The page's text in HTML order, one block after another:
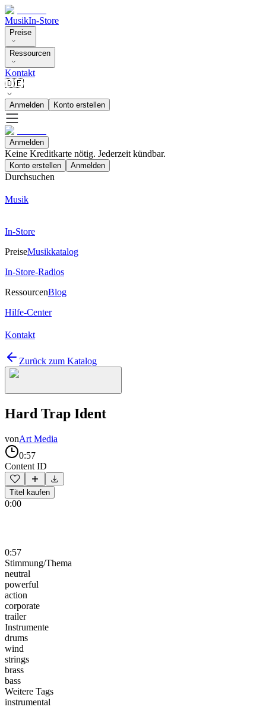
MusikIn-Store
Preise
Ressourcen
Kontakt
🇩🇪
Anmelden Konto erstellen
Anmelden
Keine Kreditkarte nötig. Jederzeit kündbar.
Konto erstellen Anmelden
Durchsuchen
Musik
In-Store
PreiseMusikkatalog
In-Store-Radios
RessourcenBlog
Hilfe-Center
Kontakt
Zurück zum Katalog
Hard Trap Ident
vonArt Media
0:57
Content ID
Titel kaufen
0:00
0:57
Stimmung/Thema
neutral
powerful
action
corporate
trailer
Instrumente
drums
wind
strings
brass
bass
Weitere Tags
instrumental